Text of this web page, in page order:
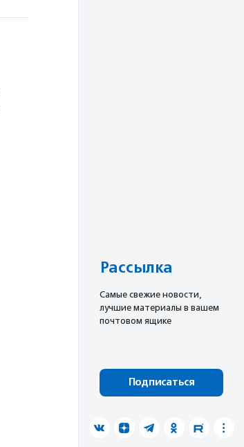
Рассылка
Cамые свежие новости,
лучшие материалы в вашем
почтовом ящике
Подписаться